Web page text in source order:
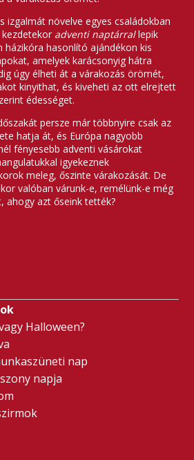
izgalmát növelve egyes családokban
adventi naptárrallepik
házikóra hasonlító ajándékon kis
amelyek karácsonyig hátra
úgy élheti át a várakozás örömét,
kinyithat, és kiveheti az ott elrejtett
édességet.
persze már többnyire csak az
hatja át, és Európa nagyobb
fényesebb adventi vásárokat
igyekeznek
meleg, őszinte várakozását. De
valóban várunk-e, remélünk-e még
ahogy azt őseink tették?
Halloween?
nap
napja